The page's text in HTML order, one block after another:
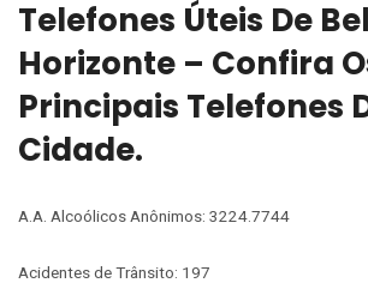
Telefones Úteis De
Horizonte – Confira
Principais Telefones
Cidade.
A.A. Alcoólicos Anônimos: 3224.7744
Acidentes de Trânsito: 197